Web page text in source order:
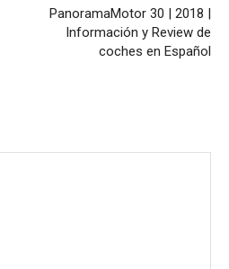
PanoramaMotor 30 | 2018 |
Información y Review de
coches en Español